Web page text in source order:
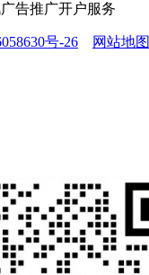
告推广开户服务
号-26
网站地图